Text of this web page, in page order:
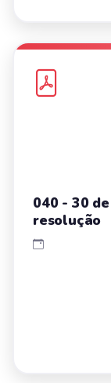
040 - 30
resolução